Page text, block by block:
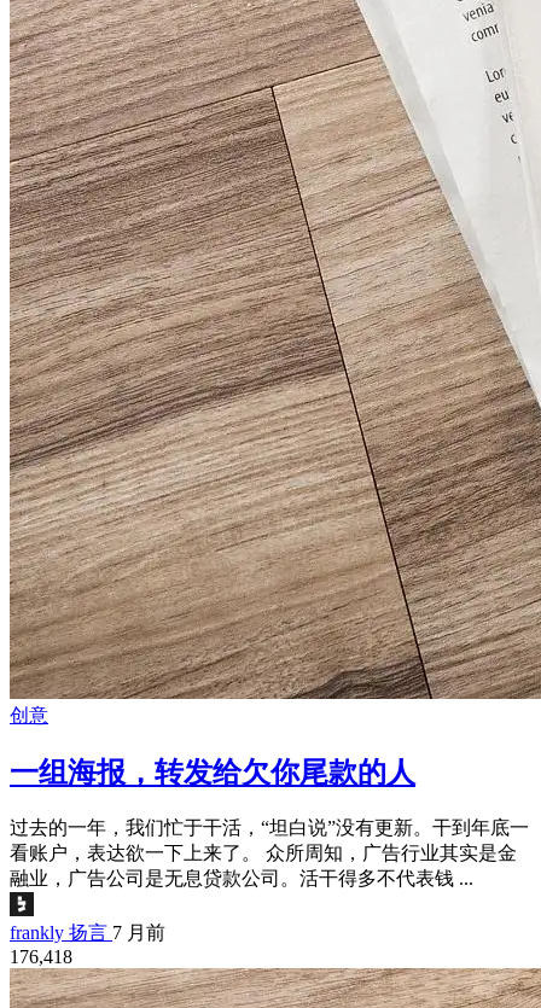
创意
一组海报，转发给欠你尾款的人
过去的一年，我们忙于干活，“坦白说”没有更新。干到年底一
看账户，表达欲一下上来了。 众所周知，广告行业其实是金
融业，广告公司是无息贷款公司。活干得多不代表钱 ...
frankly 扬言 7 月前
176,418